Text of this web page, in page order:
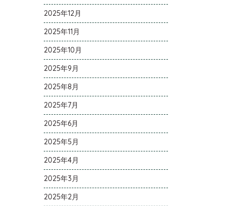
2025年12月
2025年11月
2025年10月
2025年9月
2025年8月
2025年7月
2025年6月
2025年5月
2025年4月
2025年3月
2025年2月